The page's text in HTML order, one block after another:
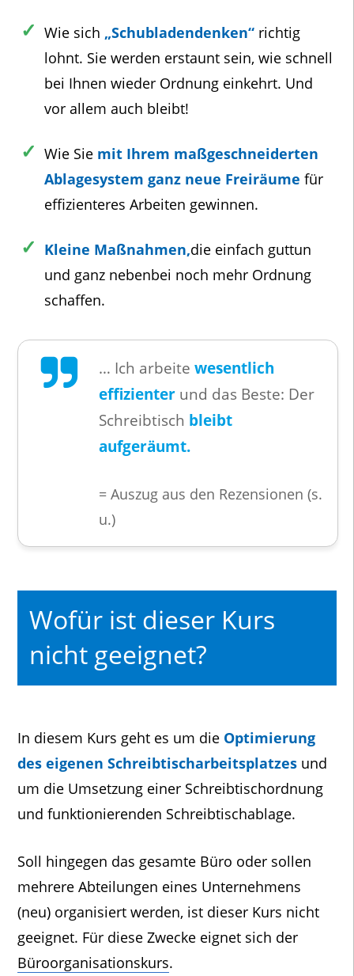
Wie sich „Schubladendenken“ richtig
lohnt. Sie werden erstaunt sein, wie schnell
bei Ihnen wieder Ordnung einkehrt. Und
vor allem auch bleibt!
Wie Sie mit Ihrem maßgeschneiderten
Ablagesystem ganz neue Freiräume für
effizienteres Arbeiten gewinnen.
Kleine Maßnahmen,die einfach guttun
und ganz nebenbei noch mehr Ordnung
schaffen.
… Ich arbeite wesentlich
effizienterund das Beste: Der
Schreibtisch bleibt
aufgeräumt.
= Auszug aus den Rezensionen (s.
u.)
Wofür ist dieser Kurs
nicht geeignet?
In diesem Kurs geht es um die Optimierung
des eigenen Schreibtischarbeitsplatzesund
um die Umsetzung einer Schreibtischordnung
und funktionierenden Schreibtischablage.
Soll hingegen das gesamte Büro oder sollen
mehrere Abteilungen eines Unternehmens
(neu) organisiert werden, ist dieser Kurs nicht
geeignet. Für diese Zwecke eignet sich der
Büroorganisationskurs.